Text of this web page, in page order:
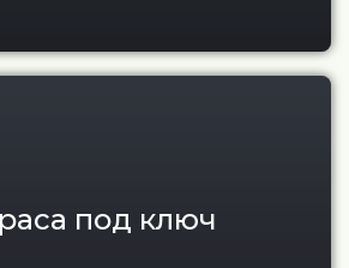
Терраса под ключ для дома в
под ключ